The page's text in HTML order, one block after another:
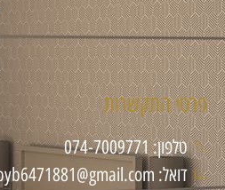
פרטי התקשרות
טלפון: 074-7009771
דואל: byb6471881@gmail.com